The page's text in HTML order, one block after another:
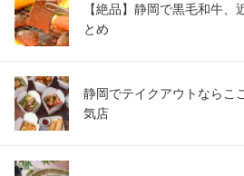
【絶品】静岡で黒毛和牛、
とめ
静岡でテイクアウトならこ
気店